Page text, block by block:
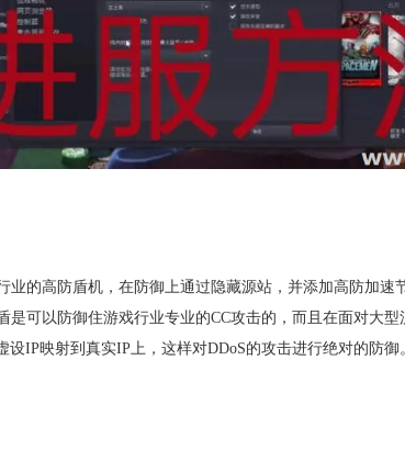
业的高防盾机，在防御上通过隐藏源站，并添加高防加速
可以防御住游戏行业专业的CC攻击的，而且在面对大
IP映射到真实IP上，这样对DDoS的攻击进行绝对的防